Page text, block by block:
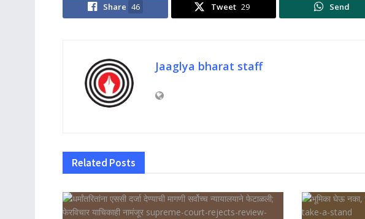
Share 46 Tweet 29 Send
Jaaglya bharat staff
Related Posts